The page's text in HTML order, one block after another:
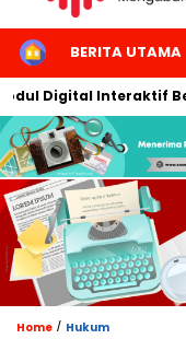
HOMEBERITA UTAMA
Interaktif
Home / Hukum